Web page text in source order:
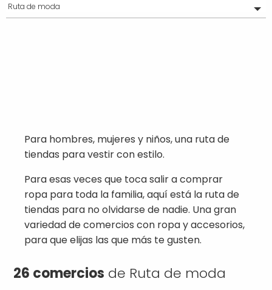
Ruta de moda
De ruta para casa
Para hombres, mujeres y niños, una ruta de
tiendas para vestir con estilo.
Para esas veces que toca salir a comprar
ropa para toda la familia, aquí está la ruta de
tiendas para no olvidarse de nadie. Una gran
variedad de comercios con ropa y accesorios,
para que elijas las que más te gusten.
26 comercios de Ruta de moda